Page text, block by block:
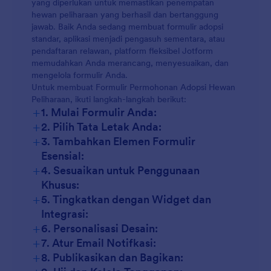
yang diperlukan untuk memastikan penempatan
hewan peliharaan yang berhasil dan bertanggung
jawab. Baik Anda sedang membuat formulir adopsi
standar, aplikasi menjadi pengasuh sementara, atau
pendaftaran relawan, platform fleksibel Jotform
memudahkan Anda merancang, menyesuaikan, dan
mengelola formulir Anda.
Untuk membuat Formulir Permohonan Adopsi Hewan
Peliharaan, ikuti langkah-langkah berikut:
+1. Mulai Formulir Anda:
+2. Pilih Tata Letak Anda:
+3. Tambahkan Elemen Formulir
Esensial:
+4. Sesuaikan untuk Penggunaan
Khusus:
+5. Tingkatkan dengan Widget dan
Integrasi:
+6. Personalisasi Desain:
+7. Atur Email Notifkasi:
+8. Publikasikan dan Bagikan: